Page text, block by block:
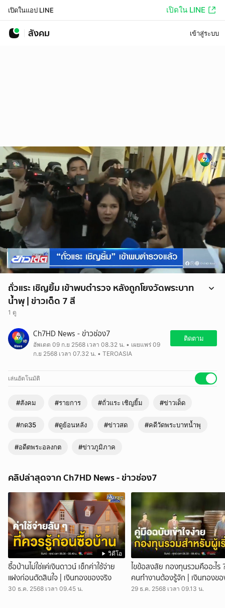
เปิดในแอป LINE เปิดใน LINE
สังคม เข้าสู่ระบบ
ถั่วแระ เชิญยิ้ม เข้าพบตำรวจ หลังถูกโยงวัดพระบาท
น้ำพุ | ข่าวเด็ด 7 สี
1 ดู
วัดพระบาทน้ำพุ ยืนยันไม่กังวล และปฏิเสธไม่เกี่ยวข้องกับการใช้เงินบริจาค
พนักงานสอบสวน เพื่อชี้แจงความบริสุทธิ์ หลังตำรวจพบเส้นทางการเงิน
เกี่ยวข้องกับคดี อดีตพระอลงกต ยืนยันว่า มาเพื่อยืนยันความบริสุทธิ์ ปฏิเสธ
เรื่องการยุ่งเกี่ยวกับเงินของวัดพระบาทน้ำพุ ยอมรับว่า เป็นลูกศิษย์ของ อดีต
พระอลงกต จึงไม่แปลกที่จะมีการติดต่อพูดคุยกันอยู่บ้าง และที่ผ่านมาก็ไม่
ทราบว่าตัวเองถูกโยงว่าเกี่ยวข้องกับเรื่องนี้ พร้อมกับแสดงท่าทีตกใจ ที่ถูกตั้ง
คำถามว่า ใช่ตลกที่เอาเงินของวัดไปหรือไม่ มองว่าเป็นคำถามที่แรง กด
ติดตามช่อง CH7HD News ได้ที่ : https://cutt.ly/YTch7hdnews ติดตาม
ข่าวสารเพิ่มเติมได้ที่ https://news.ch7.com #ข่าวเด็ด7สี #ข่าวช่อง7
#CH7HDNEWS ติดตาม CH7HD News และ TERO Digital ได้ที่ :
https://linktr.ee/ch7hdnews_tero
Ch7HD News - ข่าวช่อง7
อัพเดต 09 ก.ย 2568 เวลา 08.32 น. • เผยแพร่ 09
ก.ย 2568 เวลา 07.32 น. • TEROASIA
ติดตาม
เล่นอัตโนมัติ
#สังคม #รายการ #ถั่วแระ เชิญยิ้ม #ข่าวเด็ด
#กด35 #ดูย้อนหลัง #ข่าวสด #คดีวัดพระบาทน้ำพุ
#อดีตพระอลงกต #ข่าวภูมิภาค
คลิปล่าสุดจาก Ch7HD News - ข่าวช่อง7
วิดีโอ
ซื้อบ้านไม่ใช่แค่เงินดาวน์ เช็กค่าใช้จ่าย
แฝงก่อนตัดสินใจ | เงินทองของจริง
30 ธ.ค. 2568 เวลา 09.45 น.
ไขข้อสงสัย กองทุนรวมคืออะไร
คนทำงานต้องรู้จัก | เงินทองขอ
29 ธ.ค. 2568 เวลา 09.13 น.